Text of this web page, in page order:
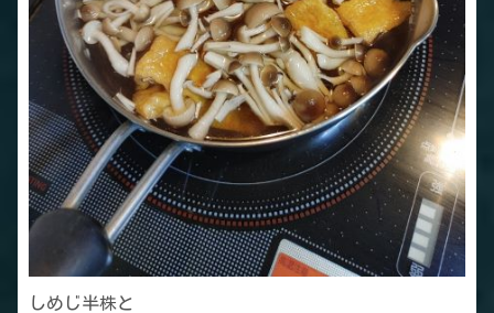
しめじ半株と